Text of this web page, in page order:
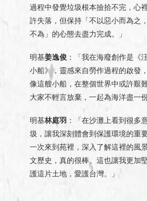
過程中發覺垃圾根本撿拾不完，心
許失落，但保持「不以惡小而為之
不為」的心態去盡力完成。」
明基姜逸俊：「我在海廢創作是《
小船》，靈感來自勞作過程的啟發
像這艘小船，在整個世界中或許艱
大家不輕言放棄，一起為海洋盡一
明基林庭羽 ：「在沙灘上看到很多
圾，讓我深刻體會到保護環境的重
一次來到苑裡，深入了解這裡的風
文歷史，真的很棒。這也讓我更加
護這片土地，愛護台灣。」